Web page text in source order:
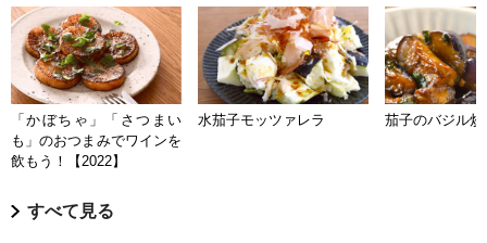
「かぼちゃ」「さつまい
も」のおつまみでワインを
飲もう！【2022】
水茄子モッツァレラ 茄子のバジル炒
すべて見る